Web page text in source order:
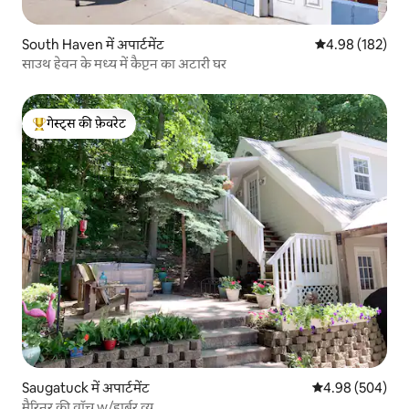
South Haven में अपार्टमेंट औसत रेटिंग 5 में से
4.98 (182)
साउथ हेवन के मध्य में कैप्टन का अटारी घर
गेस्ट्स का टॉप फ़ेवरेट
गेस्ट्स की फ़ेवरेट
Saugatuck में अपार्टमेंट औसत रेटिंग 5 में से
4.98 (504)